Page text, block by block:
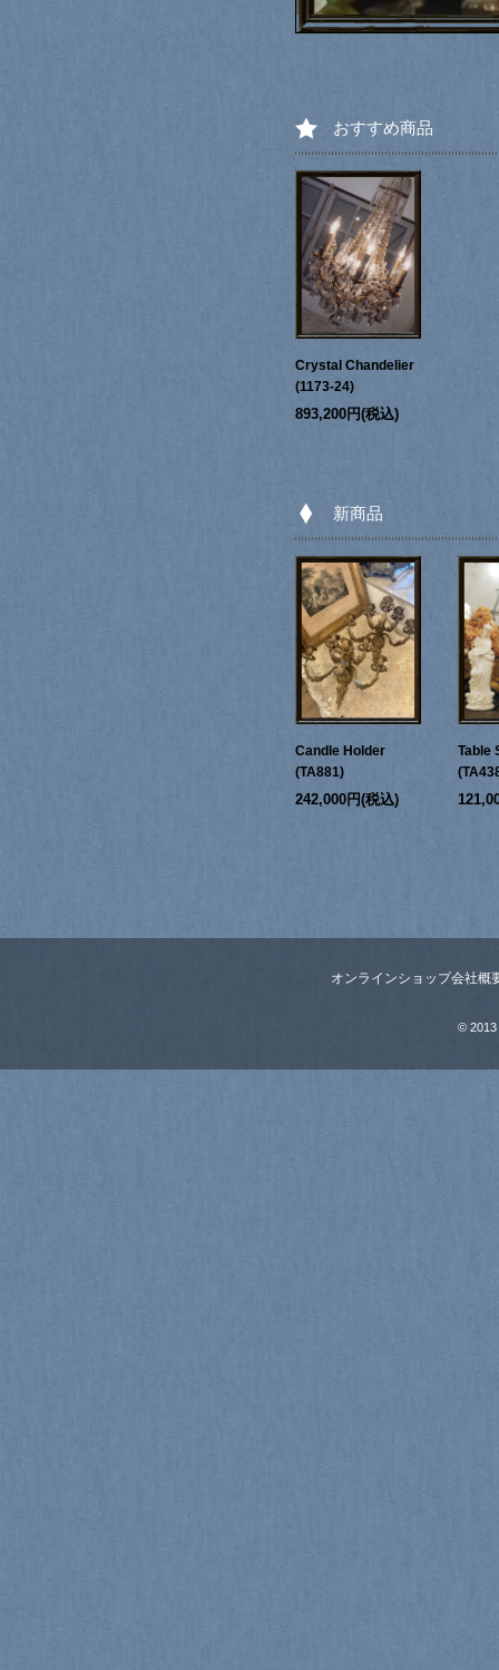
おすすめ商品
Crystal Chandelier
(1173-24)
893,200円(税込)
新商品
Candle Holder
(TA881)
242,000円(税込)
Table
オンラインショップ会社概
© 2013